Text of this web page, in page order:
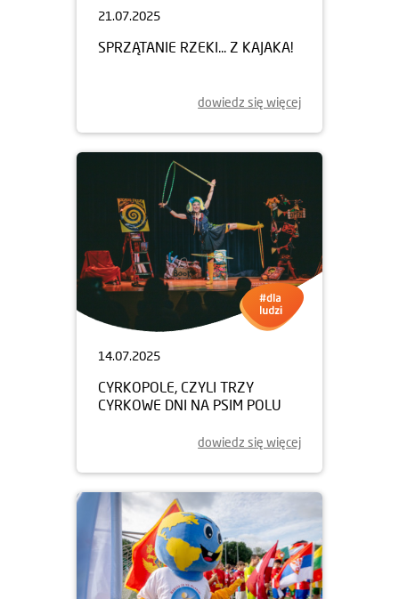
21.07.2025
SPRZĄTANIE RZEKI... Z KAJAKA!
dowiedz się więcej
14.07.2025
CYRKOPOLE, CZYLI TRZY
CYRKOWE DNI NA PSIM POLU
dowiedz się więcej